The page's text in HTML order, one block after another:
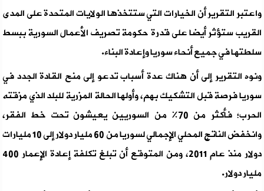
واعتبر التقرير أن الخيارات التي ستتخذها الولايات المتحدة على المدى
القريب ستؤثر أيضا على قدرة حكومة تصريف الأعمال السورية ببسط
سلطتها في جميع أنحاء سوريا وإعادة البناء.
ونوه التقرير إلى أن هناك عدة أسباب تدعو إلى منح القادة الجدد في
سوريا فرصة قبل التشكيك بهم، وأولها الحالة المزرية للبلد الذي مزقته
الحرب؛ فأكثر من 70% من السوريين يعيشون تحت خط الفقر،
وانخفض الناتج المحلي الإجمالي لسوريا من 60 مليار دولار إلى 10 مليارات
دولار منذ عام 2011، ومن المتوقع أن تبلغ تكلفة إعادة الإعمار 400
مليار دولار.